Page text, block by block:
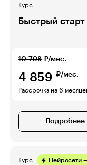
Курс
Быстрый
10 798 ₽/мес.
4 859 ₽/мес.
Рассрочка на 6
Подробнее
Курс Нейросети